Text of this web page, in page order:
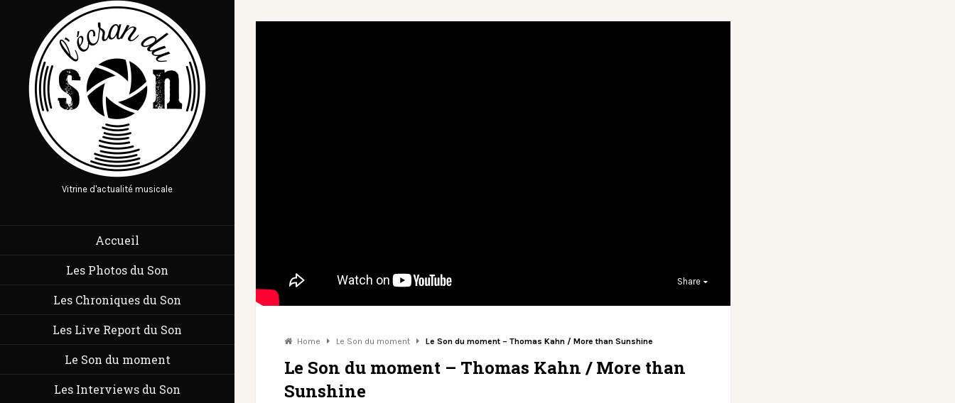
Vitrine d'actualité musicale
Accueil
Les Photos du Son
Les Chroniques du Son
Les Live Report du Son
Le Son du moment
Les Interviews du Son
Share
Home Le Son du moment Le Son du moment – Thomas Kahn / More than Sunshine
Le Son du moment – Thomas Kahn / More than
Sunshine